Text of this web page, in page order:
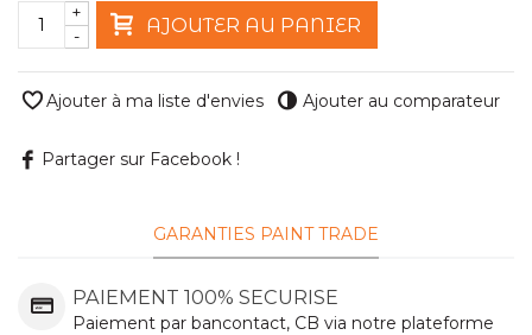
-
+ AJOUTER AU PANIER
Ajouter à ma liste d'envies Ajouter au comparateur
Partager sur Facebook !
GARANTIES PAINT TRADE
PAIEMENT 100% SECURISE
Paiement par bancontact, CB via notre plateforme